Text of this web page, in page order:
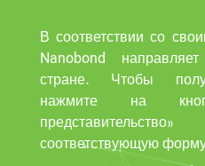
В соответствии со
Nanobond
стране. Чтобы
нажмите на
соответствующую